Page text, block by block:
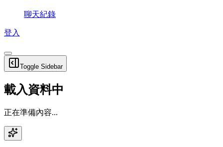
聊天紀錄
登入
Toggle Sidebar
載入資料中
正在準備內容...